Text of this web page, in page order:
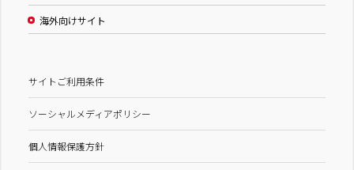
海外向けサイト
サイトご利用条件
ソーシャルメディアポリシー
個人情報保護方針